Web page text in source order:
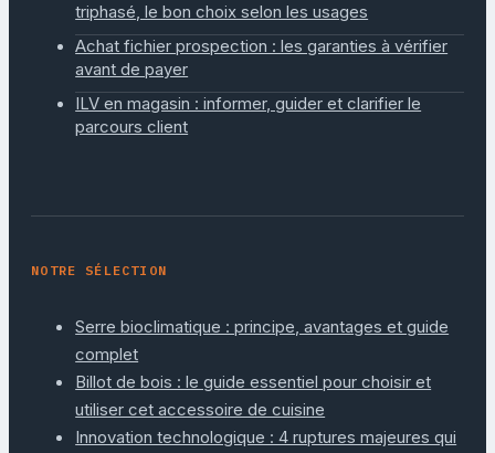
triphasé, le bon choix selon les usages
Achat fichier prospection : les garanties à vérifier
avant de payer
ILV en magasin : informer, guider et clarifier le
parcours client
NOTRE SÉLECTION
Serre bioclimatique : principe, avantages et guide
complet
Billot de bois : le guide essentiel pour choisir et
utiliser cet accessoire de cuisine
Innovation technologique : 4 ruptures majeures qui